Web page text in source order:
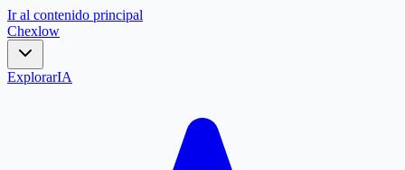
Ir al contenido principal
Chexlow
ExplorarIA